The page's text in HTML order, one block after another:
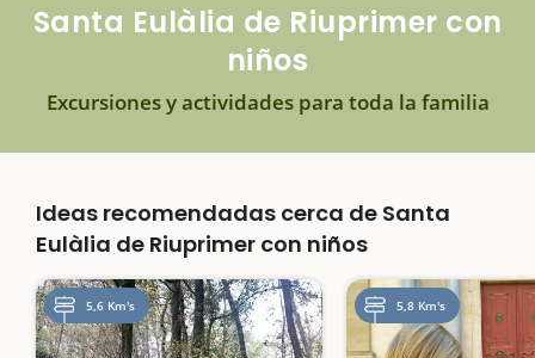
Santa Eulàlia de Riuprimer con
niños
Excursiones y actividades para toda la familia
Ideas recomendadas cerca de Santa
Eulàlia de Riuprimer con niños
5,6 Km's 5,8 Km's